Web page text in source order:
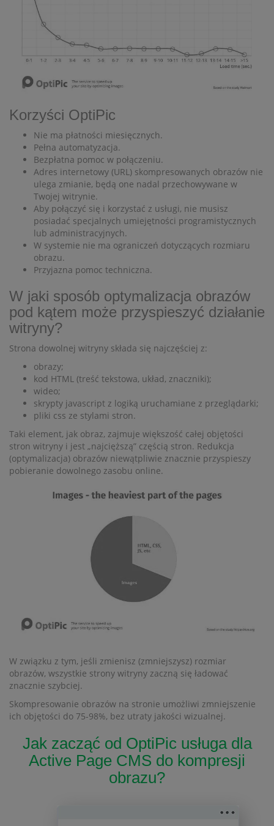
Korzyści OptiPic
Nie ma płatności miesięcznych.
Pełna automatyzacja.
Bezpłatna pomoc w połączeniu.
Adres internetowy (URL) skompresowanych obrazów nie
ulega zmianie, będą one nadal przechowywane w
Twojej witrynie.
Aby połączyć się i korzystać z usługi, nie musisz
posiadać specjalnych umiejętności programistycznych
lub administracyjnych.
W systemie nie ma ograniczeń dotyczących rozmiaru
obrazu.
Przyjazna pomoc techniczna.
W jaki sposób optymalizacja obrazów
pod kątem może przyspieszyć działanie
witryny?
Strona dowolnej witryny składa się najczęściej z:
obrazy;
kod HTML (treść tekstowa, układ, znaczniki);
wideo;
skrypty javascript z logiką uruchamiane z przeglądarki;
pliki css ze stylami stron.
Taki element, jak obraz, zajmuje większość całej objętości
stron witryny i jest „najcięższą” częścią stron. Redukcja
(optymalizacja) obrazów niewątpliwie znacznie przyspieszy
pobieranie dowolnego zasobu online.
W związku z tym, jeśli zmienisz (zmniejszysz) rozmiar
obrazów, wszystkie strony witryny zaczną się ładować
znacznie szybciej.
Skompresowanie obrazów na stronie umożliwi zmniejszenie
ich objętości do 75-98%, bez utraty jakości wizualnej.
Jak zacząć od OptiPic usługa dla
Active Page CMS do kompresji
obrazu?